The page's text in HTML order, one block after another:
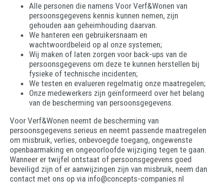
Alle personen die namens Voor Verf&Wonen van
persoonsgegevens kennis kunnen nemen, zijn
gehouden aan geheimhouding daarvan.
We hanteren een gebruikersnaam en
wachtwoordbeleid op al onze systemen;
Wij maken of laten zorgen voor back-ups van de
persoonsgegevens om deze te kunnen herstellen bij
fysieke of technische incidenten;
We testen en evalueren regelmatig onze maatregelen;
Onze medewerkers zijn geïnformeerd over het belang
van de bescherming van persoonsgegevens.
Voor Verf&Wonen neemt de bescherming van
persoonsgegevens serieus en neemt passende maatregelen
om misbruik, verlies, onbevoegde toegang, ongewenste
openbaarmaking en ongeoorloofde wijziging tegen te gaan.
Wanneer er twijfel ontstaat of persoonsgegevens goed
beveiligd zijn of er aanwijzingen zijn van misbruik, neem dan
contact met ons op via info@concepts-companies.nl